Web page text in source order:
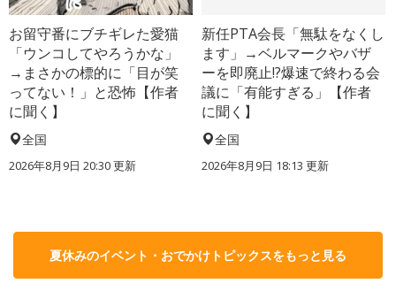
お留守番にブチギレた愛猫
「ウンコしてやろうかな」
→まさかの標的に「目が笑
ってない！」と恐怖【作者
に聞く】
全国
2026年8月9日 20:30更新
新任PTA会長「無駄をなくし
ます」→ベルマークやバザ
ーを即廃止!?爆速で終わる会
議に「有能すぎる」【作者
に聞く】
全国
2026年8月9日 18:13 更新
夏休みのイベント・おでかけトピックスをもっと見る